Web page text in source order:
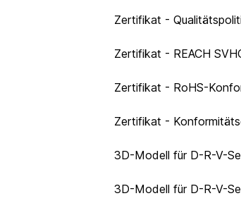
Zertifikat -
Zertifikat - REACH
Zertifikat - RoHS-
Zertifikat -
3D-Modell für D-R-V-
3D-Modell für D-R-V-